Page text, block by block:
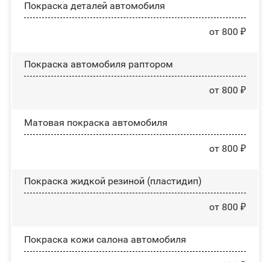
Покраска деталей автомобиля
от 800 ₽
Покраска автомобиля раптором
от 800 ₽
Матовая покраска автомобиля
от 800 ₽
Покраска жидкой резиной (пластидип)
от 800 ₽
Покраска кожи салона автомобиля